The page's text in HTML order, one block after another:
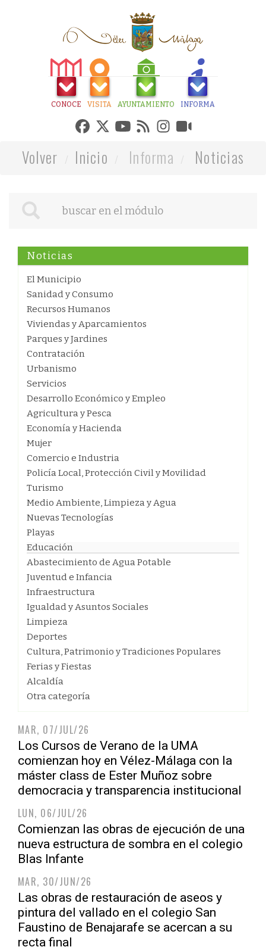
CONOCE VISITA AYUNTAMIENTO INFORMA
Volver Inicio Informa Noticias
Noticias
El Municipio
Sanidad y Consumo
Recursos Humanos
Viviendas y Aparcamientos
Parques y Jardines
Contratación
Urbanismo
Servicios
Desarrollo Económico y Empleo
Agricultura y Pesca
Economía y Hacienda
Mujer
Comercio e Industria
Policía Local, Protección Civil y Movilidad
Turismo
Medio Ambiente, Limpieza y Agua
Nuevas Tecnologías
Playas
Educación
Abastecimiento de Agua Potable
Juventud e Infancia
Infraestructura
Igualdad y Asuntos Sociales
Limpieza
Deportes
Cultura, Patrimonio y Tradiciones Populares
Ferias y Fiestas
Alcaldía
Otra categoría
MAR, 07/JUL/26
Los Cursos de Verano de la UMA
comienzan hoy en Vélez-Málaga con la
máster class de Ester Muñoz sobre
democracia y transparencia institucional
LUN, 06/JUL/26
Comienzan las obras de ejecución de una
nueva estructura de sombra en el colegio
Blas Infante
MAR, 30/JUN/26
Las obras de restauración de aseos y
pintura del vallado en el colegio San
Faustino de Benajarafe se acercan a su
recta final